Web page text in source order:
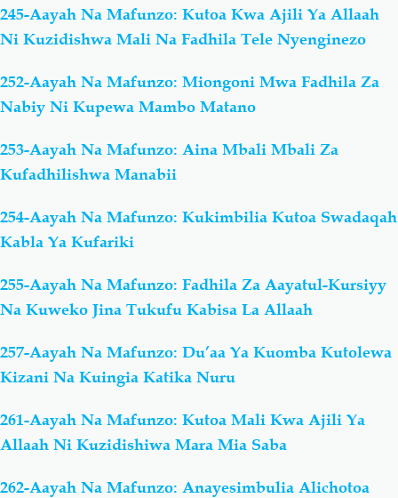
245-Aayah Na Mafunzo: Kutoa Kwa Ajili Ya Allaah
Ni Kuzidishwa Mali Na Fadhila Tele Nyenginezo
252-Aayah Na Mafunzo: Miongoni Mwa Fadhila Za
Nabiy Ni Kupewa Mambo Matano
253-Aayah Na Mafunzo: Aina Mbali Mbali Za
Kufadhilishwa Manabii
254-Aayah Na Mafunzo: Kukimbilia Kutoa Swadaqah
Kabla Ya Kufariki
255-Aayah Na Mafunzo: Fadhila Za Aayatul-Kursiyy
Na Kuweko Jina Tukufu Kabisa La Allaah
257-Aayah Na Mafunzo: Du’aa Ya Kuomba Kutolewa
Kizani Na Kuingia Katika Nuru
261-Aayah Na Mafunzo: Kutoa Mali Kwa Ajili Ya
Allaah Ni Kuzidishiwa Mara Mia Saba
262-Aayah Na Mafunzo: Anayesimbulia Alichotoa